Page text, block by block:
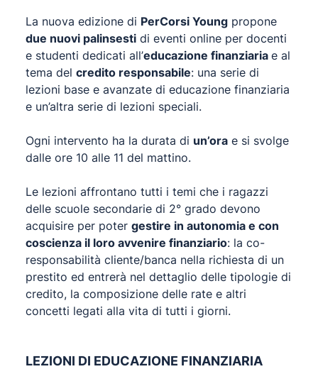
La nuova edizione di PerCorsi Young propone
due nuovi palinsesti di eventi online per docenti
e studenti dedicati all’educazione finanziaria e al
tema del credito responsabile: una serie di
lezioni base e avanzate di educazione finanziaria
e un’altra serie di lezioni speciali.
Ogni intervento ha la durata di un’ora e si svolge
dalle ore 10 alle 11 del mattino.
Le lezioni affrontano tutti i temi che i ragazzi
delle scuole secondarie di 2° grado devono
acquisire per poter gestire in autonomia e con
coscienza il loro avvenire finanziario: la co-
responsabilità cliente/banca nella richiesta di un
prestito ed entrerà nel dettaglio delle tipologie di
credito, la composizione delle rate e altri
concetti legati alla vita di tutti i giorni.
LEZIONI DI EDUCAZIONE FINANZIARIA